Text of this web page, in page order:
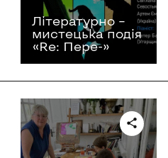
Літературно –
мистецька подія
«Re: Пере-»